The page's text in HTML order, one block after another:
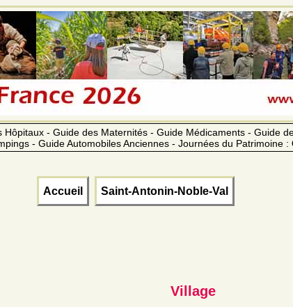
- Guide des Maternités - Guide Médicaments - Guide
- Guide Automobiles Anciennes - Journées du Patrimoine :
Accueil Saint-Antonin-Noble-Val
Village